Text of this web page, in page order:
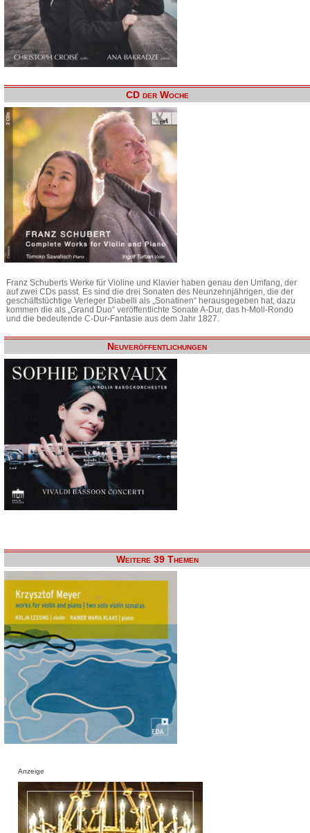
CD der Woche
Franz Schuberts Werke für Violine und Klavier haben genau den Umfang, der
auf zwei CDs passt. Es sind die drei Sonaten des Neunzehnjährigen, die der
geschäftstüchtige Verleger Diabelli als „Sonatinen“ herausgegeben hat, dazu
kommen die als „Grand Duo“ veröffentlichte Sonate A-Dur, das h-Moll-Rondo
und die bedeutende C-Dur-Fantasie aus dem Jahr 1827.
Neuveröffentlichungen
Weitere 39 Themen
Anzeige